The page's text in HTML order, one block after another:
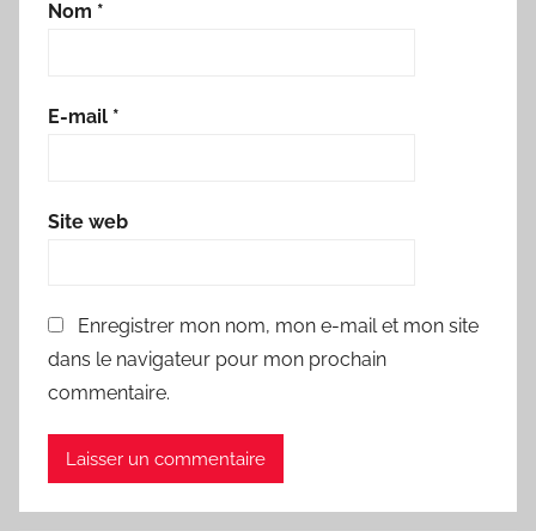
Nom *
E-mail *
Site web
Enregistrer mon nom, mon e-mail et mon site
dans le navigateur pour mon prochain
commentaire.